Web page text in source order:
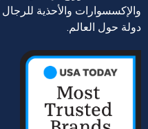
دولة حول العالم.